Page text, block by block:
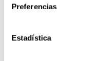
Recopilar
geográfica que
Identificar su
Preferencias
EstadísticaMás artículos